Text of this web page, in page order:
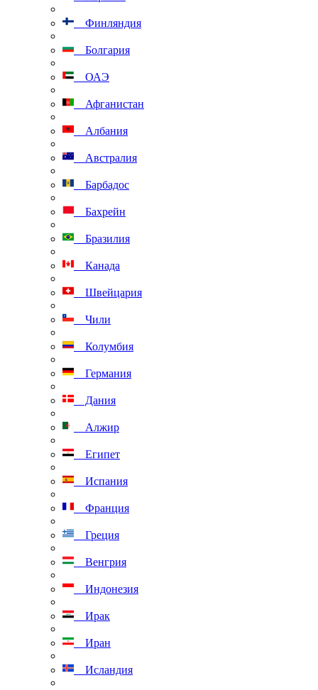
Финляндия
Болгария
ОАЭ
Афганистан
Албания
Австралия
Барбадос
Бахрейн
Бразилия
Канада
Швейцария
Чили
Колумбия
Германия
Дания
Алжир
Египет
Испания
Франция
Греция
Венгрия
Индонезия
Ирак
Иран
Исландия